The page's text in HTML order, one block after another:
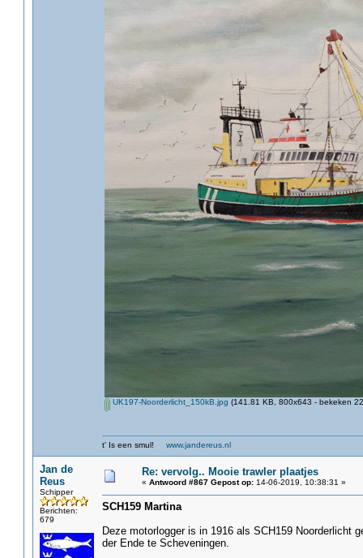
UK197-Noorderlicht_150kB.jpg (141.81 KB, 800x643 - bekeken
t' Is een smul! www.jandereus.nl
Jan de
Reus
Schipper
Berichten:
679
Re: vervolg.. Mooie trawler plaatjes
« Antwoord #867 Gepost op:14-06-2019, 10:38:31 »
SCH159 Martina
Deze motorlogger is in 1916 als SCH159 Noorderlicht
der Ende te Scheveningen.